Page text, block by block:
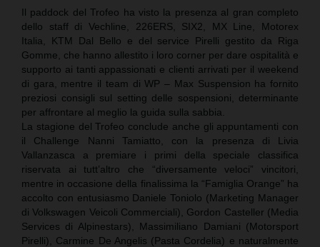
Il paddock del Trofeo ha visto la presenza al gran completo
dello staff di Vechline, 226ERS, SIX2, MX Line, Motorex
Italia, KTM Dal Bello e del service Pirelli gestito da Riga
Gomme, che hanno allestito i loro corner per dare ospitalità e
supporto ai tanti appassionati e clienti arrivati per il weekend
di gara, mentre il team di WP – Max Suspension ha fornito
preziosi consigli sul setting delle sospensioni, determinante
per affrontare al meglio la guida sulla sabbia.
La stagione del Trofeo conclude anche gli appuntamenti con
il Challenge Nanni Tamiatto, con la presenza di Livia
Vallanzasca a premiare i primi della speciale classifica
riservata ai tutt’altro che “diversamente veloci” vincitori,
mentre in occasione della finalissima la “Famiglia Orange” ha
accolto con entusiasmo Daniele Toniolo (Marketing Manager
di Volkswagen Veicoli Commerciali), Gordon Casteller (Media
Services di Alpinestars), Massimiliano Damiani (Motorsport
Pirelli), Carmine De Angelis (Pasta Cordelia) e naturalmente